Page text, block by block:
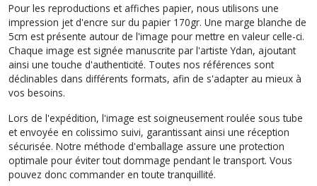
Pour les reproductions et affiches papier, nous utilisons une
impression jet d'encre sur du papier 170gr. Une marge blanche de
5cm est présente autour de l'image pour mettre en valeur celle-ci.
Chaque image est signée manuscrite par l'artiste Ydan, ajoutant
ainsi une touche d'authenticité. Toutes nos références sont
déclinables dans différents formats, afin de s'adapter au mieux à
vos besoins.
Lors de l'expédition, l'image est soigneusement roulée sous tube
et envoyée en colissimo suivi, garantissant ainsi une réception
sécurisée. Notre méthode d'emballage assure une protection
optimale pour éviter tout dommage pendant le transport. Vous
pouvez donc commander en toute tranquillité.